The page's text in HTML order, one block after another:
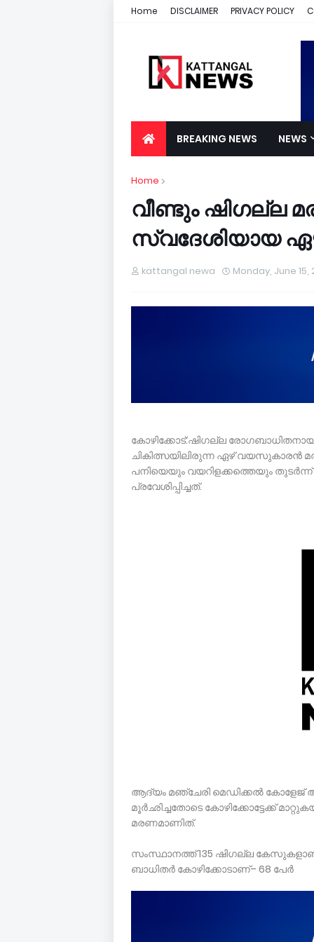
Home DISCLAIMER PRIVACY POLICY
BREAKING NEWS NEWS
Home
വീണ്ടും ഷിഗല്ല
സ്വദേശിയായ
kattangal newa Monday, June 15,
കോഴിക്കോട്:ഷിഗല്ല
ചികിത്സയിലിരുന്ന ഏഴ് വയസുകാരൻ
പനിയെയും വയറിളക്കത്തെയും
പ്രവേശിപ്പിച്ചത്.
ആദ്യം മഞ്ചേരി മെഡിക്കൽ കോളേജ്
മൂർഛിച്ചതോടെ കോഴിക്കോട്ടേക്ക്
മരണമാണിത്.
സംസ്ഥാനത്ത്‌ 135 ഷിഗല്ല
ബാധിതർ കോഴിക്കോടാണ്‌– 68 പേർ